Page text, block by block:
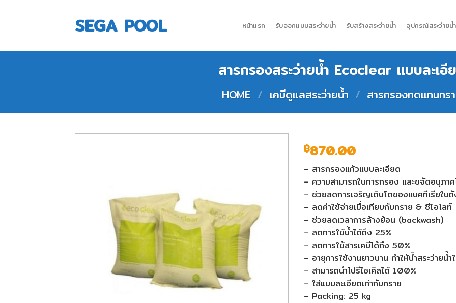
SEGA POOL หน้าแรก รับออกแบบสระว่ายน้ำ รับสร้างสระว่ายน้ำ อุปกรณ์สระว่ายน้ำ
สารกรองสระว่ายน้ำ Ecoclear เเบบละเอี
HOME / เคมีดูแลสระว่ายน้ำ / สารกรองทดเเทนทร
฿870.00
– สารกรองแก้วแบบละเอียด
– ความสามารถในการกรอง และขจัดอนุภา
– ช่วยลดการเจริญเติบโตของแบคทีเรียใน
– ลดค่าใช้จ่ายเมื่อเทียบกับทราย & ซีโอไลท์
– ช่วยลดเวลาการล้างย้อน (backwash)
– ลดการใช้น้ำได้ถึง 25%
– ลดการใช้สารเคมีได้ถึง 50%
– อายุการใช้งานยาวนาน ทำให้น้ำสระว่ายน่้ำ
– สามารถนำไปรีไซเคิลได้ 100%
– ใส่แบบละเอียดเท่ากับทราย
– Packing: 25 kg